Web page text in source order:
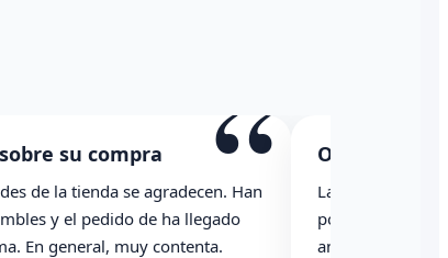
“
Opinión sobre su compra
La caja ha llegado con una raja importante, se
podría haber indicado revisado con
anterioridad